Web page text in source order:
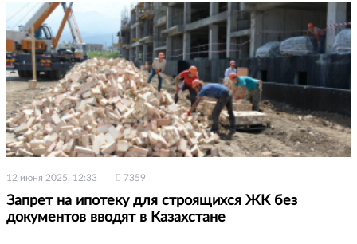
12 июня 2025, 12:33 7359
Запрет на ипотеку для строящихся ЖК без
документов вводят в Казахстане